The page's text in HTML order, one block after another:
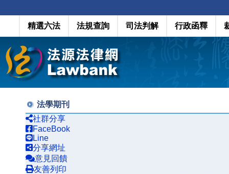
精選六法 法規查詢 司法判解 行政函釋
法學期刊
社群分享
FaceBook
Line
分享網址
意見回饋
友善列印